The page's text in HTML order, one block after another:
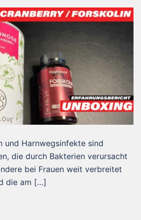
und Harnwegsinfekte sind
die durch Bakterien verursacht
bei Frauen weit verbreitet
die am […]